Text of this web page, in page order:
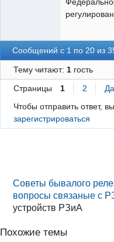
Сообщений с 1 по 20 из
Тему читают: 1гость
Страницы 1 2
Чтобы отправить ответ,
зарегистрироваться
Советы бывалого
вопросы связаные с
устройств РЗиА
Похожие темы